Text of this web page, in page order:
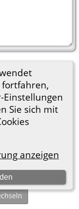
fortfahren,
Einstellungen
Sie sich mit
anzeigen
persönlichen
ich jederzeit den
Daten zu löschen.
© 2001-2026.